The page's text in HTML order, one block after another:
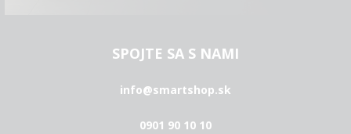
SPOJTE SA S NAMI
info@smartshop.sk
0901 90 10 10